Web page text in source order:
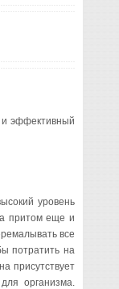
и эффективный
уровень
притом еще и
все
потратить на
присутствует
организма.